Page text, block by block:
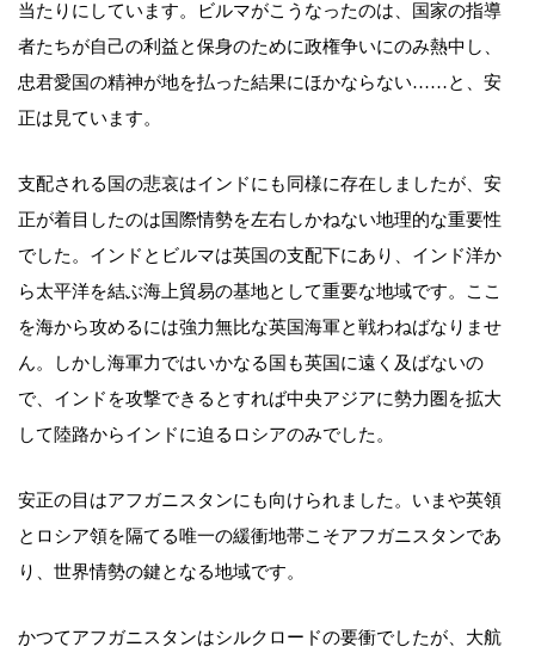
当たりにしています。ビルマがこうなったのは、国家の指導
者たちが自己の利益と保身のために政権争いにのみ熱中し、
忠君愛国の精神が地を払った結果にほかならない……と、安
正は見ています。
支配される国の悲哀はインドにも同様に存在しましたが、安
正が着目したのは国際情勢を左右しかねない地理的な重要性
でした。インドとビルマは英国の支配下にあり、インド洋か
ら太平洋を結ぶ海上貿易の基地として重要な地域です。ここ
を海から攻めるには強力無比な英国海軍と戦わねばなりませ
ん。しかし海軍力ではいかなる国も英国に遠く及ばないの
で、インドを攻撃できるとすれば中央アジアに勢力圏を拡大
して陸路からインドに迫るロシアのみでした。
安正の目はアフガニスタンにも向けられました。いまや英領
とロシア領を隔てる唯一の緩衝地帯こそアフガニスタンであ
り、世界情勢の鍵となる地域です。
かつてアフガニスタンはシルクロードの要衝でしたが、大航